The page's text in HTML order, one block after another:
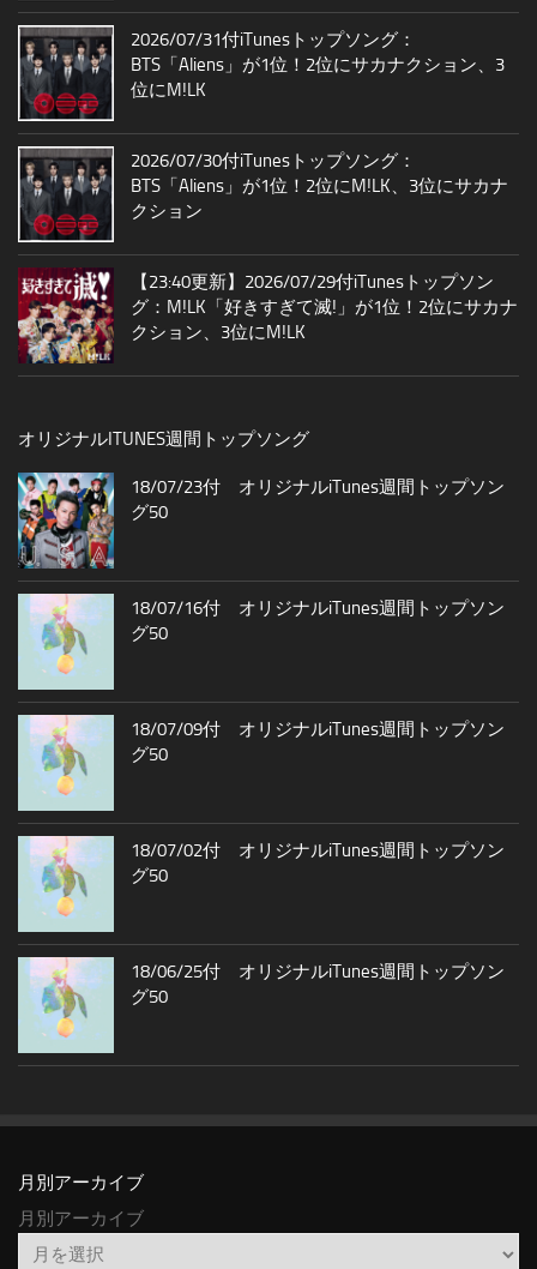
2026/07/31付iTunesトップソング：
BTS「Aliens」が1位！2位にサカナクション、3
位にM!LK
2026/07/30付iTunesトップソング：
BTS「Aliens」が1位！2位にM!LK、3位にサカナ
クション
【23:40更新】2026/07/29付iTunesトップソン
グ：M!LK「好きすぎて滅!」が1位！2位にサカナ
クション、3位にM!LK
オリジナルITUNES週間トップソング
18/07/23付 オリジナルiTunes週間トップソン
グ50
18/07/16付 オリジナルiTunes週間トップソン
グ50
18/07/09付 オリジナルiTunes週間トップソン
グ50
18/07/02付 オリジナルiTunes週間トップソン
グ50
18/06/25付 オリジナルiTunes週間トップソン
グ50
月別アーカイブ
月別アーカイブ